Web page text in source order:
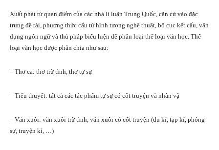
Xuất phát từ quan điểm của các nhà lí luận Trung Quốc, căn cứ vào đặc
trưng đề tài, phương thức cấu tứ hình tượng nghệ thuật, bố cục kết cấu, vận
dụng ngôn ngữ và thủ pháp biểu hiện để phân loại thể loại văn học. Thể
loại văn học được phân chia như sau:
– Thơ ca: thơ trữ tình, thơ tự sự
– Tiểu thuyết: tất cả các tác phẩm tự sự có cốt truyện và nhân vậ
– Văn xuôi: văn xuôi trữ tình, văn xuôi có cốt truyện (du kí, tạp kí, phóng
sự, truyện kí, …)